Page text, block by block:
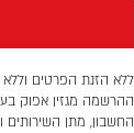
ללא הזנת הפרטים
ההרשמה מגזין אפוק
החשבון, מתן